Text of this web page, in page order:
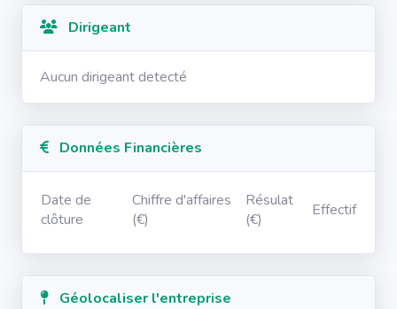
Dirigeant
Aucun dirigeant detecté
Données Financières
Date de
clôture
Chiffre d'affaires
(€)
Résulat
(€)
Effectif
Géolocaliser l'entreprise